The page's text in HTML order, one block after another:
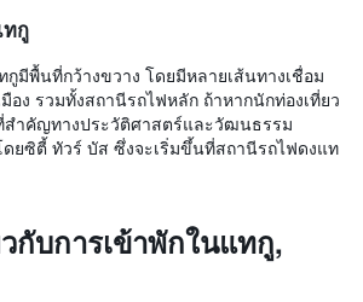
ทกู
มีพื้นที่กว้างขวาง โดยมีหลายเส้นทางเชื่อม
อง รวมทั้งสถานีรถไฟหลัก ถ้าหากนักท่องเที่ยว
สำคัญทางประวัติศาสตร์และวัฒนธรรม
ยซิตี้ ทัวร์ บัส ซึ่งจะเริ่มขึ้นที่สถานีรถไฟดงแท
กับการเข้าพักในแทกู,